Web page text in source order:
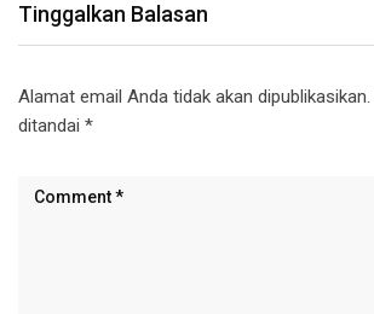
Tinggalkan Balasan
Alamat email Anda tidak akan dipublikasikan.
ditandai *